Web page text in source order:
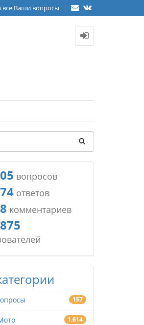
Ваши вопросы
вопросов
ответов
комментариев
157
1,614